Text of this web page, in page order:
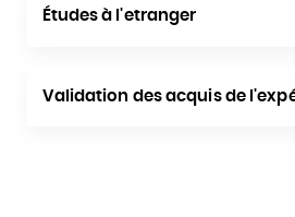
Études à l'etranger
Validation des acquis de